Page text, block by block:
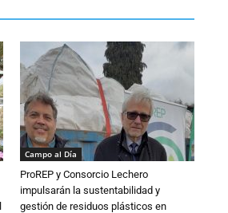
Campo al Día
ProREP y Consorcio Lechero
impulsarán la sustentabilidad y
gestión de residuos plásticos en